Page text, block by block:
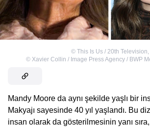
© This Is Us / 20th Television,
© Xavier Collin / Image Press Agency / BWP
Mandy Moore da aynı şekilde yaşlı bir
Makyajı sayesinde 40 yıl yaşlandı. Bu
insan olarak da gösterilmesinin yanı